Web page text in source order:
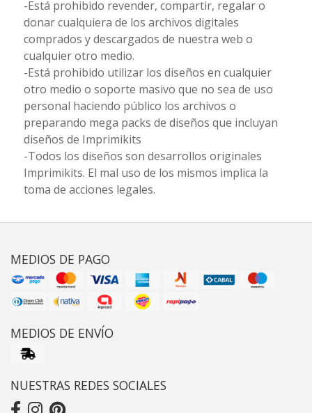
-Está prohibido revender, compartir, regalar o
donar cualquiera de los archivos digitales
comprados y descargados de nuestra web o
cualquier otro medio.
-Está prohibido utilizar los diseños en cualquier
otro medio o soporte masivo que no sea de uso
personal haciendo público los archivos o
preparando mega packs de diseños que incluyan
diseños de Imprimikits
-Todos los diseños son desarrollos originales
Imprimikits. El mal uso de los mismos implica la
toma de acciones legales.
MEDIOS DE PAGO
MEDIOS DE ENVÍO
NUESTRAS REDES SOCIALES